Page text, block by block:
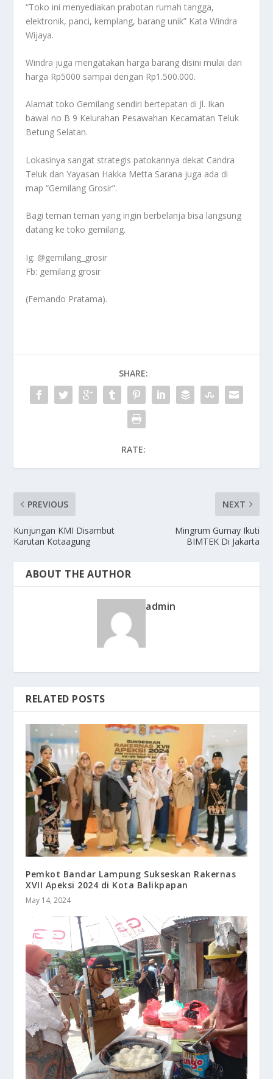
“Toko ini menyediakan prabotan rumah tangga,
elektronik, panci, kemplang, barang unik” Kata Windra
Wijaya.
Windra juga mengatakan harga barang disini mulai dari
harga Rp5000 sampai dengan Rp1.500.000.
Alamat toko Gemilang sendiri bertepatan di Jl. Ikan
bawal no B 9 Kelurahan Pesawahan Kecamatan Teluk
Betung Selatan.
Lokasinya sangat strategis patokannya dekat Candra
Teluk dan Yayasan Hakka Metta Sarana juga ada di
map “Gemilang Grosir”.
Bagi teman teman yang ingin berbelanja bisa langsung
datang ke toko gemilang.
Ig: @gemilang_grosir
Fb: gemilang grosir
(Fernando Pratama).
SHARE:
RATE:
PREVIOUS
Kunjungan KMI Disambut
Karutan Kotaagung
NEXT
Mingrum Gumay Ikuti
BIMTEK Di Jakarta
ABOUT THE AUTHOR
admin
RELATED POSTS
Pemkot Bandar Lampung Sukseskan Rakernas
XVII Apeksi 2024 di Kota Balikpapan
May 14, 2024